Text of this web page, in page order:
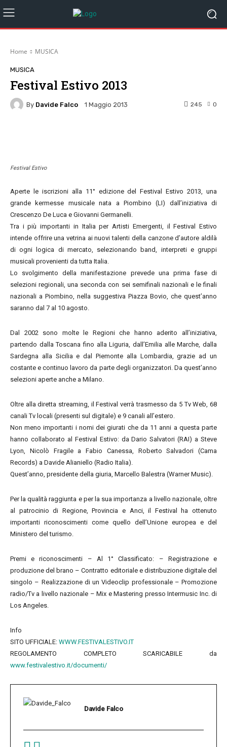
Home MUSICA
MUSICA
Festival Estivo 2013
By Davide Falco 1 Maggio 2013 0
245
Festival Estivo
Aperte le iscrizioni alla 11° edizione del Festival Estivo 2013, una
grande kermesse musicale nata a Piombino (LI) dall’iniziativa di
Crescenzo De Luca e Giovanni Germanelli.
Tra i più importanti in Italia per Artisti Emergenti, il Festival Estivo
intende offrire una vetrina ai nuovi talenti della canzone d’autore aldilà
di ogni logica di mercato, selezionando band, interpreti e gruppi
musicali provenienti da tutta Italia.
Lo svolgimento della manifestazione prevede una prima fase di
selezioni regionali, una seconda con sei semifinali nazionali e le finali
nazionali a Piombino, nella suggestiva Piazza Bovio, che quest’anno
saranno dal 7 al 10 agosto.
Dal 2002 sono molte le Regioni che hanno aderito all’iniziativa,
partendo dalla Toscana fino alla Liguria, dall’Emilia alle Marche, dalla
Sardegna alla Sicilia e dal Piemonte alla Lombardia, grazie ad un
costante e continuo lavoro da parte degli organizzatori. Da quest’anno
selezioni aperte anche a Milano.
Oltre alla diretta streaming, il Festival verrà trasmesso da 5 Tv Web, 68
canali Tv locali (presenti sul digitale) e 9 canali all’estero.
Non meno importanti i nomi dei giurati che da 11 anni a questa parte
hanno collaborato al Festival Estivo: da Dario Salvatori (RAI) a Steve
Lyon, Nicolò Fragile a Fabio Canessa, Roberto Salvadori (Cama
Records) a Davide Alianiello (Radio Italia).
Quest’anno, presidente della giuria, Marcello Balestra (Warner Music).
Per la qualità raggiunta e per la sua importanza a livello nazionale, oltre
al patrocinio di Regione, Provincia e Anci, il Festival ha ottenuto
importanti riconoscimenti come quello dell’Unione europea e del
Ministero del turismo.
Premi e riconoscimenti – Al 1° Classificato: – Registrazione e
produzione del brano – Contratto editoriale e distribuzione digitale del
singolo – Realizzazione di un Videoclip professionale – Promozione
radio/Tv a livello nazionale – Mix e Mastering presso Intermusic Inc. di
Los Angeles.
Info
SITO UFFICIALE: WWW.FESTIVALESTIVO.IT
REGOLAMENTO COMPLETO SCARICABILE da
www.festivalestivo.it/documenti/
Davide Falco